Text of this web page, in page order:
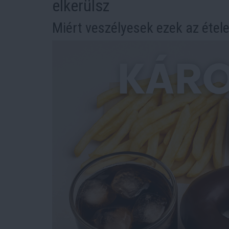
elkerülsz
Miért veszélyesek ezek az